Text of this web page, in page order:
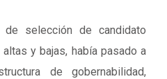
selección de candidato
y bajas, había pasado a
de gobernabilidad,